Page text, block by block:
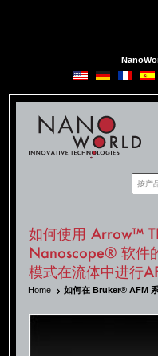
如何使用 Arrow™
Nanoscope® 软件
模式在流体中进行
Home 如何在 Bruker® AFM